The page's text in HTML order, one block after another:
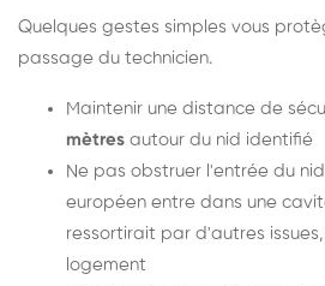
Quelques gestes simples vous
passage du technicien.
Maintenir une distance de
mètres autour du nid identifié
Ne pas obstruer l'entrée du
européen entre dans une
ressortirait par d'autres
logement